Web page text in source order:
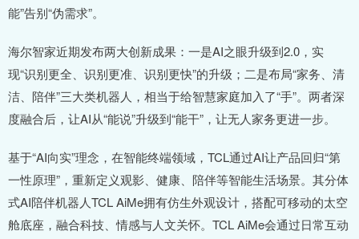
能”告别“伪需求”。
海尔智家近期发布两大创新成果：一是AI之眼升级到2.0，实
现“识别更全、识别更准、识别更快”的升级；二是布局“家务、清
洁、陪伴”三大类机器人，相当于给智慧家庭加入了“手”。两者深
度融合后，让AI从“能说”升级到“能干”，让无人家务更进一步。
基于“AI向实”理念，在智能终端领域，TCL通过AI让产品回归“第
一性原理”，重新定义观影、健康、陪伴等智能生活场景。其分体
式AI陪伴机器人TCL AiMe拥有仿生外观设计，搭配可移动的太空
舱底座，融合科技、情感与人文关怀。TCL AiMe会通过日常互动